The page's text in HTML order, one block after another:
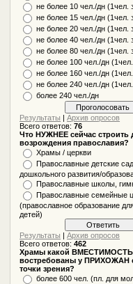
не более 10 чел./дн (1чел.
не более 15 чел./дн (1чел.
не более 20 чел./дн (1чел.
не более 40 чел./дн (1чел.
не более 80 чел./дн (1чел.
не более 100 чел./дн
не более 160 чел./дн
не более 240 чел./дн (1чел.
более 240 чел./дн
Результаты |Архив опросов
Всего ответов:76
Что НУЖНЕЕ сейчас строить
возрождения православия?
Храмы / церкви
Православные детские
дошкольного развития/
Православные школы,
Православные семейные
(православное образование
детей)
Результаты |Архив опросов
Всего ответов:462
Храмы какой
востребованы у ПРИХОЖАН
точки зрения?
более 600 чел. (пл. для